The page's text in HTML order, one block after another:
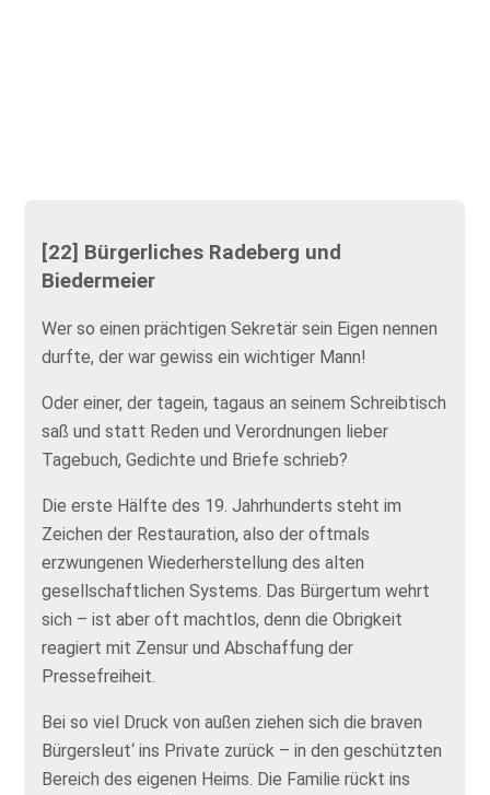
[22] Bürgerliches Radeberg und
Biedermeier
Wer so einen prächtigen Sekretär sein Eigen nennen
durfte, der war gewiss ein wichtiger Mann!
Oder einer, der tagein, tagaus an seinem Schreibtisch
saß und statt Reden und Verordnungen lieber
Tagebuch, Gedichte und Briefe schrieb?
Die erste Hälfte des 19. Jahrhunderts steht im
Zeichen der Restauration, also der oftmals
erzwungenen Wiederherstellung des alten
gesellschaftlichen Systems. Das Bürgertum wehrt
sich – ist aber oft machtlos, denn die Obrigkeit
reagiert mit Zensur und Abschaffung der
Pressefreiheit.
Bei so viel Druck von außen ziehen sich die braven
Bürgersleut‘ ins Private zurück – in den geschützten
Bereich des eigenen Heims. Die Familie rückt ins